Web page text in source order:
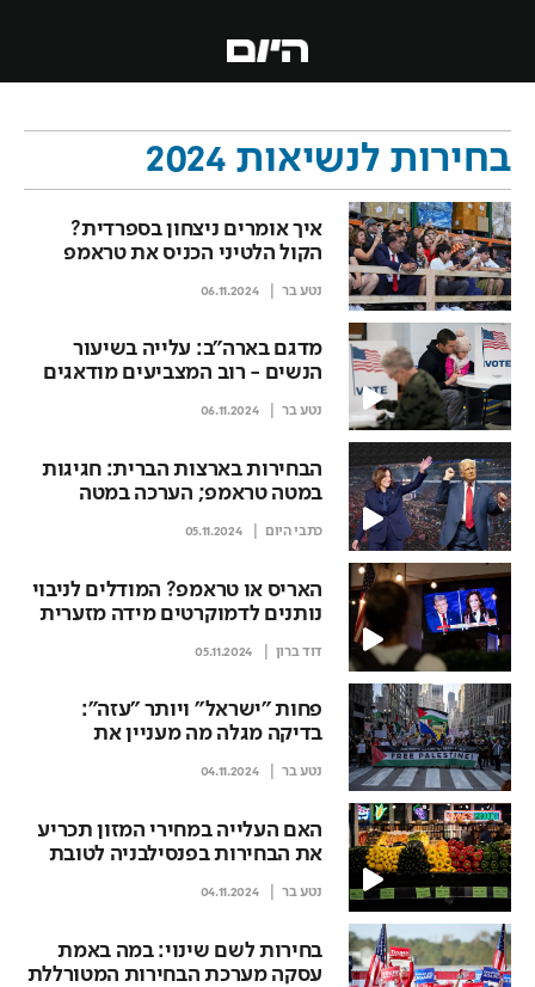
בחירות לנשיאות 2024
איך אומרים ניצחון בספרדית?
הקול הלטיני הכניס את טראמפ
נטע בר 06.11.2024
מדגם בארה"ב: עלייה בשיעור
הנשים - רוב המצביעים מודאגים
נטע בר 06.11.2024
הבחירות בארצות הברית: חגיגות
במטה טראמפ; הערכה במטה
הלילה
כתבי היום 05.11.2024
האריס או טראמפ? המודלים לניבוי
נותנים לדמוקרטים מידה מזערית
דוד ברון 05.11.2024
פחות "ישראל" ויותר "עזה":
בדיקה מגלה מה מעניין את
נטע בר 04.11.2024
האם העלייה במחירי המזון תכריע
את הבחירות בפנסילבניה לטובת
נטע בר 04.11.2024
בחירות לשם שינוי: במה באמת
עסקה מערכת הבחירות המטורללת